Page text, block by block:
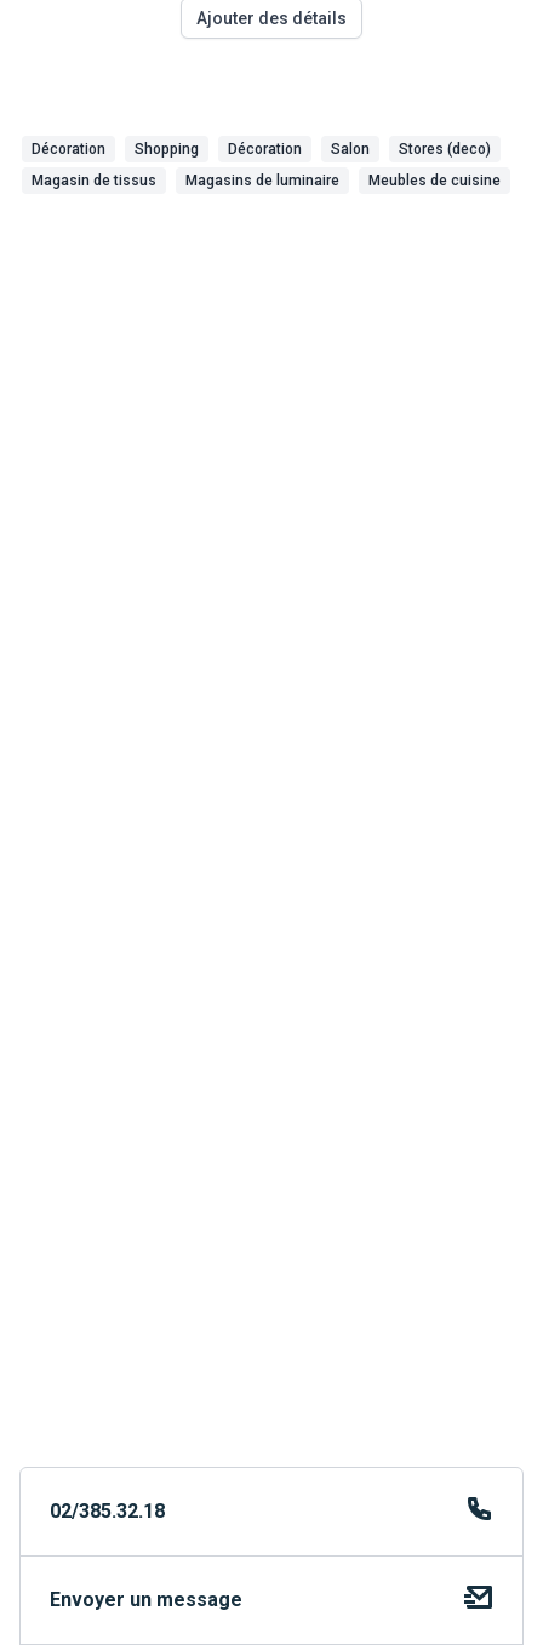
Ajouter des détails
Décoration Shopping Décoration Salon
Stores (deco)
Magasin de tissus
Magasins de luminaire Meubles de cuisine
02/385.32.18
Envoyer un message